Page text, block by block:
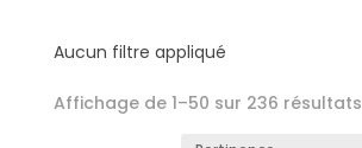
Aucun filtre appliqué
Affichage de 1–50 sur 236 résultats